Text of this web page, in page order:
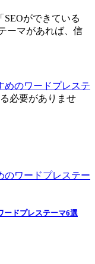
ができている
ーマがあれば、信
めのワードプレステ
必要がありませ
ードプレステーマ6選